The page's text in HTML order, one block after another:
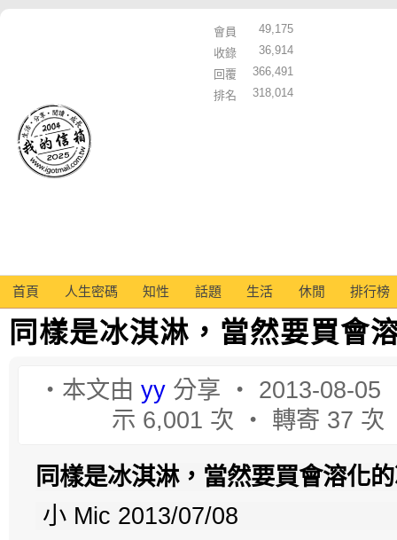
會員
49,175
收錄
36,914
回覆
366,491
排名
318,014
首頁 人生密碼 知性 話題 生活 休閒 排行榜
同樣是冰淇淋，當然要買會
‧本文由 yy 分享 ‧ 2013-08-05
示 6,001 次 ‧ 轉寄 37
同樣是冰淇淋，當然要買會溶化
小 Mic 2013/07/08